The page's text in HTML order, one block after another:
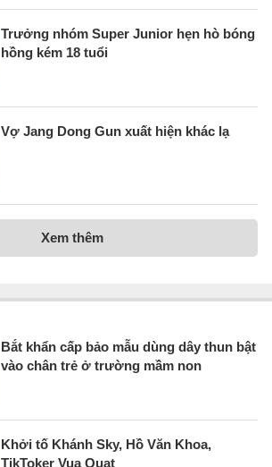
Trưởng nhóm Super Junior hẹn hò bóng
hồng kém 18 tuổi
Vợ Jang Dong Gun xuất hiện khác lạ
Xem thêm
Bắt khẩn cấp bảo mẫu dùng dây thun bật
vào chân trẻ ở trường mầm non
Khởi tố Khánh Sky, Hồ Văn Khoa,
TikToker Vua Quạt